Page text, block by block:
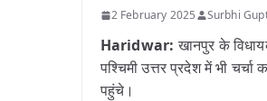
2 February 2025 Surbhi
Haridwar: खानपुर के
पश्चिमी उत्तर प्रदेश में भी
पहुंचे।